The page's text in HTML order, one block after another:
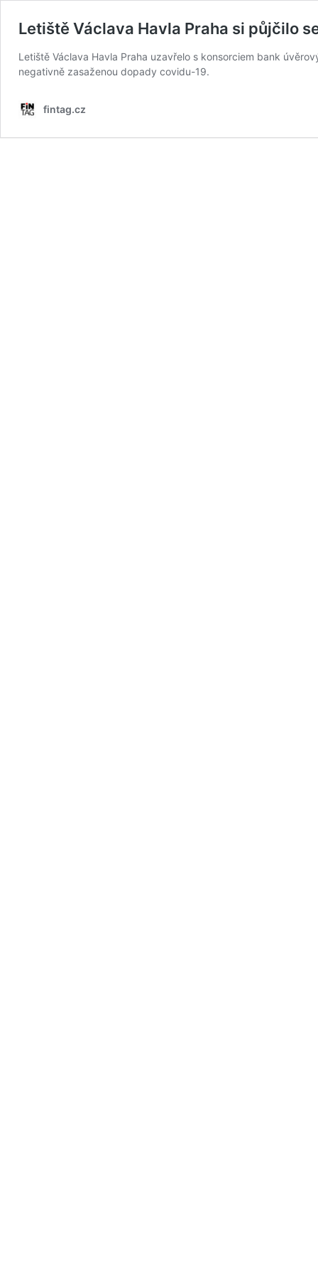
Letiště Václava Havla Praha si půjčilo
Letiště Václava Havla Praha uzavřelo s konsorciem bank
negativně zasaženou dopady covidu-19.
fintag.cz